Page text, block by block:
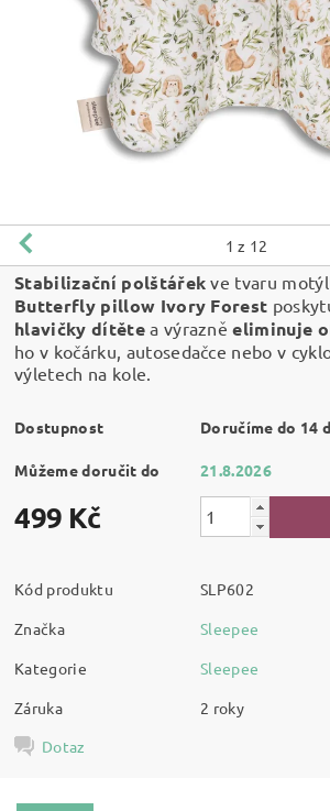
1 z 12
Stabilizační polštářekve tvaru
Butterfly pillow Ivory Forest
hlavičky dítětea výrazněeliminuje
ho v kočárku, autosedačce nebo v
výletech na kole.
Dostupnost Doručíme do 14
Můžeme doručit do 21.8.2026
499 Kč
Kód produktu
SLP602
Značka
Sleepee
Kategorie
Sleepee
Záruka
2 roky
Dotaz